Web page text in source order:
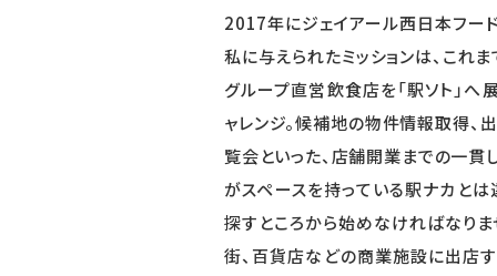
2017年にジェイアール西日本フード
私に与えられたミッションは、これ
グループ直営飲食店を「駅ソト」へ
ャレンジ。候補地の物件情報取得、
覧会といった、店舗開業までの一貫
がスペースを持っている駅ナカと
探すところから始めなければなりま
街、百貨店などの商業施設に出店